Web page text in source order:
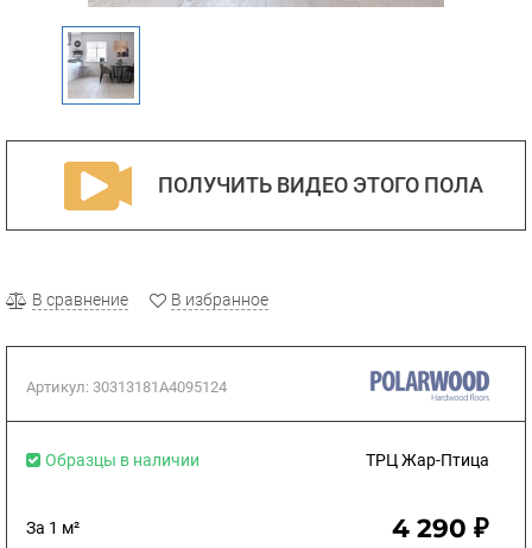
ПОЛУЧИТЬ ВИДЕО ЭТОГО ПОЛА
В сравнение В избранное
Артикул: 30313181A4095124
Образцы в наличии ТРЦ Жар-Птица
За 1 м² 4 290 ₽